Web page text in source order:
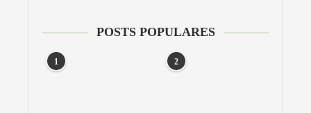
POSTS POPULARES
1 2